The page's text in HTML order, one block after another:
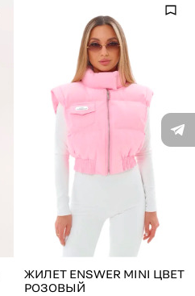
ЖИЛЕТ ENSWER MINI ЦВЕТ
РОЗОВЫЙ